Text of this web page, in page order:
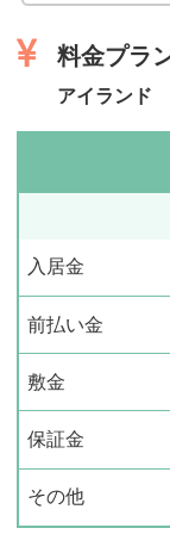
料金プラ
アイランド
入居金
前払い金
敷金
保証金
その他